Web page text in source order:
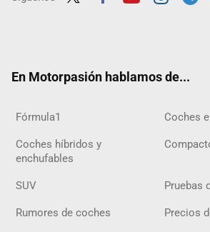
En Motorpasión hablamos de...
Fórmula1 Coches
Coches híbridos y
enchufables
SUV Pruebas
Rumores de coches Precios